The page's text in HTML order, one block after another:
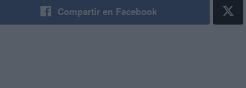
Compartir en Facebook